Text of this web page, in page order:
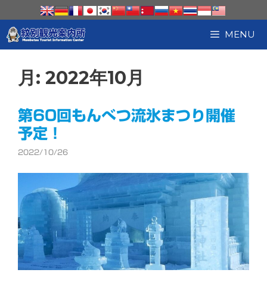
ン
テ
ン
MENU
月: 2022年10月
第60回もんべつ流氷まつり開催
予定！
2022/10/26